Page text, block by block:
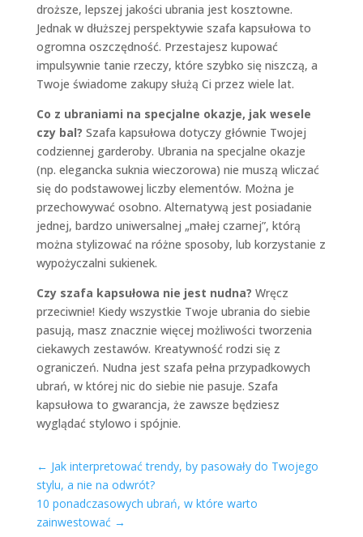
droższe, lepszej jakości ubrania jest kosztowne.
Jednak w dłuższej perspektywie szafa kapsułowa to
ogromna oszczędność. Przestajesz kupować
impulsywnie tanie rzeczy, które szybko się niszczą, a
Twoje świadome zakupy służą Ci przez wiele lat.
Co z ubraniami na specjalne okazje, jak wesele
czy bal? Szafa kapsułowa dotyczy głównie Twojej
codziennej garderoby. Ubrania na specjalne okazje
(np. elegancka suknia wieczorowa) nie muszą wliczać
się do podstawowej liczby elementów. Można je
przechowywać osobno. Alternatywą jest posiadanie
jednej, bardzo uniwersalnej „małej czarnej”, którą
można stylizować na różne sposoby, lub korzystanie z
wypożyczalni sukienek.
Czy szafa kapsułowa nie jest nudna? Wręcz
przeciwnie! Kiedy wszystkie Twoje ubrania do siebie
pasują, masz znacznie więcej możliwości tworzenia
ciekawych zestawów. Kreatywność rodzi się z
ograniczeń. Nudna jest szafa pełna przypadkowych
ubrań, w której nic do siebie nie pasuje. Szafa
kapsułowa to gwarancja, że zawsze będziesz
wyglądać stylowo i spójnie.
← Jak interpretować trendy, by pasowały do Twojego
stylu, a nie na odwrót?
10 ponadczasowych ubrań, w które warto
zainwestować →